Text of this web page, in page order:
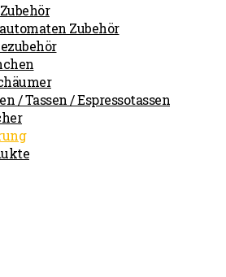
Zubehör
/ Tassen / Espressotassen